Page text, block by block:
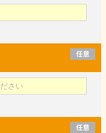
任意
任意